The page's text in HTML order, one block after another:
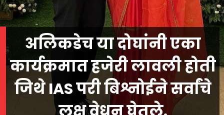
अलिकडेच या दोघांनी एका
कार्यक्रमात हजेरी लावली होती
जिथे IAS परी बिश्नोईने सर्वांचे